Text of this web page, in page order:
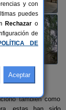
también como
y con
puedes
Rechazar o
de
DE